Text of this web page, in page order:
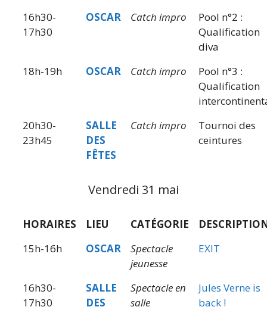
16h30-
17h30
OSCAR Catch impro
Pool n°2 :
Qualification
diva
18h-19h
OSCAR Catch impro
Pool n°3 :
Qualification
20h30-
23h45
SALLE
DES
FÊTES
Catch impro
Tournoi des
ceintures
Vendredi 31 mai
HORAIRES LIEU CATÉGORIE
15h-16h
OSCAR
Spectacle
jeunesse
EXIT
16h30-
17h30
SALLE
DES
Spectacle en
salle
Jules Verne is
back !